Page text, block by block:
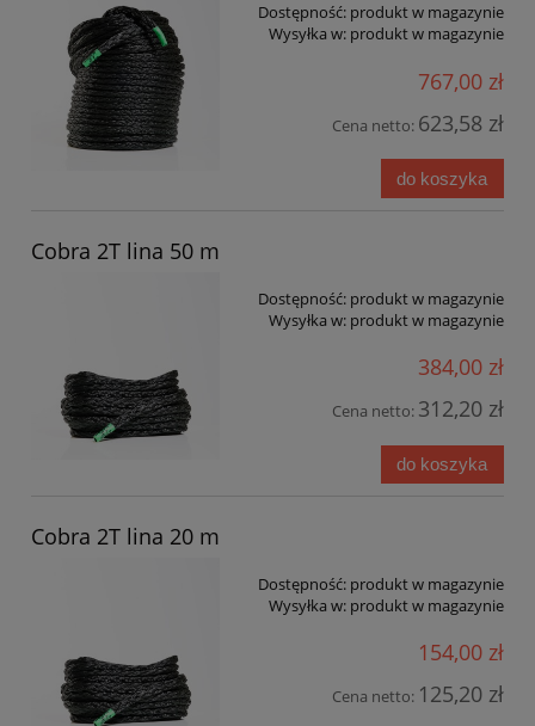
Dostępność: produkt w magazynie
Wysyłka w: produkt w magazynie
767,00 zł
Cena netto: 623,58 zł
do koszyka
Cobra 2T lina 50 m
Dostępność: produkt w magazynie
Wysyłka w: produkt w magazynie
384,00 zł
Cena netto: 312,20 zł
do koszyka
Cobra 2T lina 20 m
Dostępność: produkt w magazynie
Wysyłka w: produkt w magazynie
154,00 zł
Cena netto: 125,20 zł